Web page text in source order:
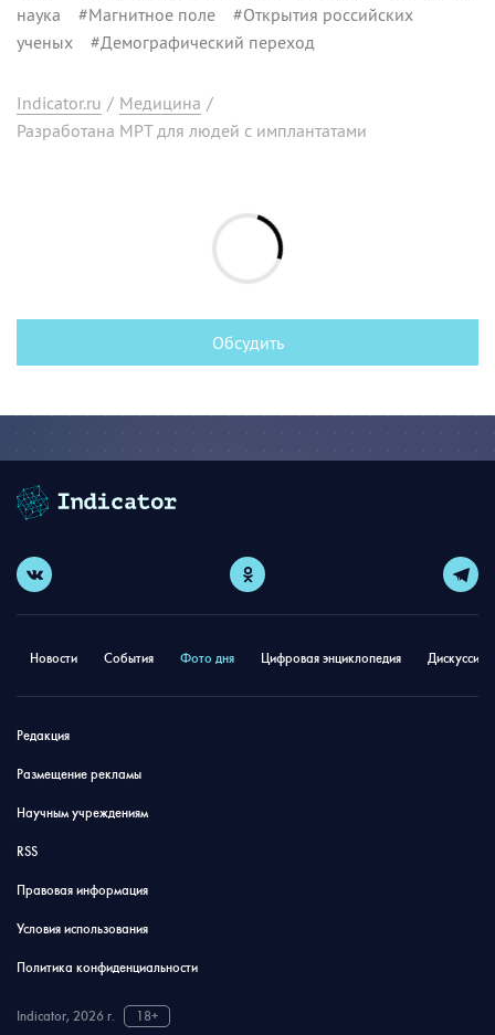
наука #Магнитное поле #Открытия российских
ученых #Демографический переход
Indicator.ru / Медицина /
Разработана МРТ для людей с имплантатами
Обсудить
Новости События Фото дня Цифровая энциклопедия
Редакция
Размещение рекламы
Научным учреждениям
RSS
Правовая информация
Условия использования
Политика конфиденциальности
Indicator, 2026 г. 18+